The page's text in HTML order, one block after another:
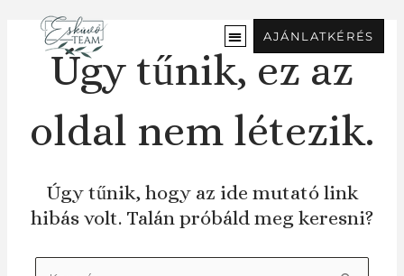
tartalomra
AJÁNLATKÉRÉS
Úgy tűnik, ez az
oldal nem létezik.
Úgy tűnik, hogy az ide mutató link
hibás volt. Talán próbáld meg keresni?